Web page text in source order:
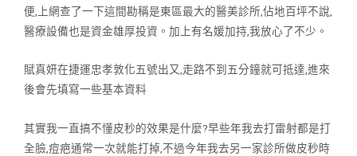
便,上網查了一下這間勘稱是東區最大的醫美診所,佔地百坪不說,
醫療設備也是資金雄厚投資。加上有名媛加持,我放心了不少。
賦真妍在捷運忠孝敦化五號出又,走路不到五分鐘就可抵達,進來
後會先填寫一些基本資料
其實我一直搞不懂皮秒的效果是什麼?早些年我去打雷射都是打
全臉,痘疤通常一次就能打掉,不過今年我去另一家診所做皮秒時